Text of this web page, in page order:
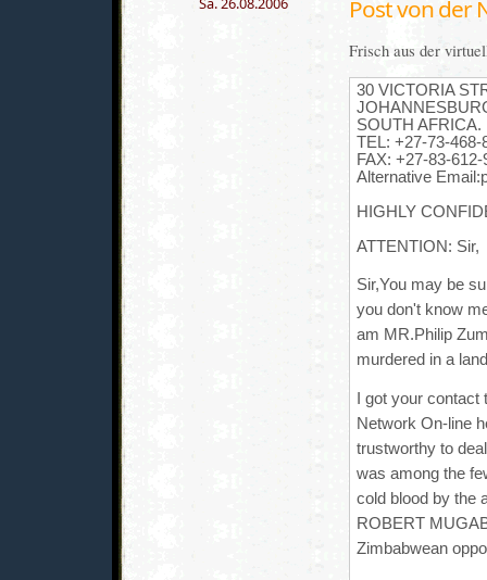
Post von der
Frisch aus der
30 VICTORIA
SOUTH AFRICA.
TEL: +27-73-468-
FAX: +27-83-612-
Alternative
HIGHLY
ATTENTION: Sir,
Sir,You may be
you don't know
am MR.Philip
murdered in a
I got your
Network On-line
trustworthy to
was among the
cold blood by the
ROBERT
Zimbabwean